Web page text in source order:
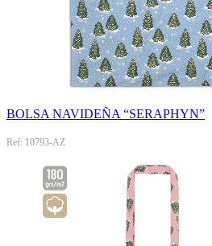
BOLSA NAVIDEÑA “SERAPHYN”
Ref: 10793-AZ